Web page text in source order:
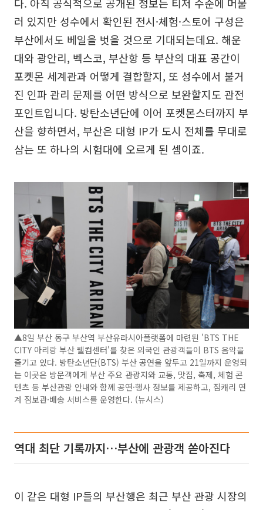
다. 아직 공식적으로 공개된 정보는 티저 수준에 머물
러 있지만 성수에서 확인된 전시·체험·스토어 구성은
부산에서도 베일을 벗을 것으로 기대되는데요. 해운
대와 광안리, 벡스코, 부산항 등 부산의 대표 공간이
포켓몬 세계관과 어떻게 결합할지, 또 성수에서 불거
진 인파 관리 문제를 어떤 방식으로 보완할지도 관전
포인트입니다. 방탄소년단에 이어 포켓몬스터까지 부
산을 향하면서, 부산은 대형 IP가 도시 전체를 무대로
삼는 또 하나의 시험대에 오르게 된 셈이죠.
▲8일 부산 동구 부산역 부산유라시아플랫폼에 마련된 'BTS THE
CITY 아리랑 부산 웰컴센터'를 찾은 외국인 관광객들이 BTS 음악을
즐기고 있다. 방탄소년단(BTS) 부산 공연을 앞두고 21일까지 운영되
는 이곳은 방문객에게 부산 주요 관광지와 교통, 맛집, 축제, 체험 콘
텐츠 등 부산관광 안내와 함께 공연·행사 정보를 제공하고, 짐캐리 연
계 짐보관·배송 서비스를 운영한다. (뉴시스)
역대 최단 기록까지…부산에 관광객 쏟아진다
이 같은 대형 IP들의 부산행은 최근 부산 관광 시장의